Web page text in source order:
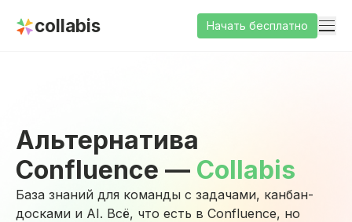
collabis Начать бесплатно
Альтернатива
Confluence — Collabis
База знаний для команды с задачами, канбан-
досками и AI. Всё, что есть в Confluence, но